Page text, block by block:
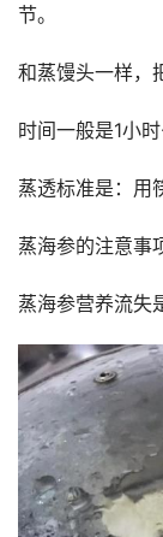
节。
和蒸馒头一样，
时间一般是1小
蒸透标准是：用
蒸海参的注意事
蒸海参营养流失